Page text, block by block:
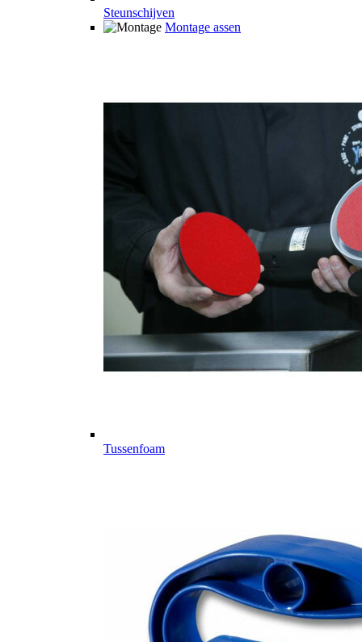
Steunschijven
Montage assen
Tussenfoam